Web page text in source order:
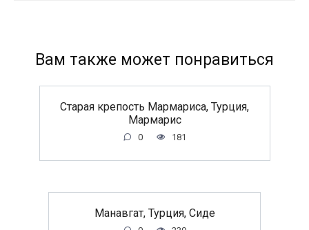
Вам также может понравиться
Старая крепость Мармариса, Турция,
Мармарис
0 181
Манавгат, Турция, Сиде